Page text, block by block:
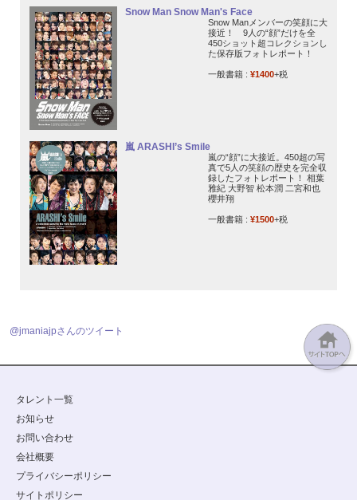
Snow Man Snow Man's Face
Snow Manメンバーの笑顔に大
接近！ 9人の“顔”だけを全
450ショット超コレクションし
た保存版フォトレポート！
一般書籍 : ¥1400+税
嵐 ARASHI’s Smile
嵐の“顔”に大接近。450超の写
真で5人の笑顔の歴史を完全収
録したフォトレポート！ 相葉
雅紀 大野智 松本潤 二宮和也
櫻井翔
一般書籍 : ¥1500+税
@jmaniajpさんのツイート
タレント一覧
お知らせ
お問い合わせ
会社概要
プライバシーポリシー
サイトポリシー